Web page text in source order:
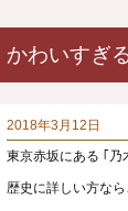
かわいすぎ
2018年3月12日
東京赤坂にある ｢乃
歴史に詳しい方な